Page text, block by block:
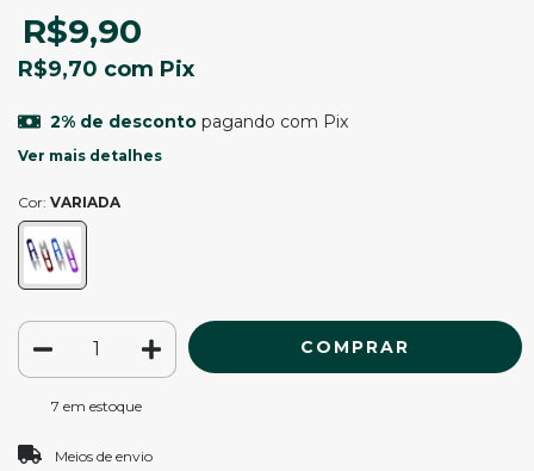
R$9,90
R$9,70 com Pix
2% de descontopagando com Pix
Ver mais detalhes
Cor: VARIADA
7 em estoque
Entregas para o CEP:
Meios de envio